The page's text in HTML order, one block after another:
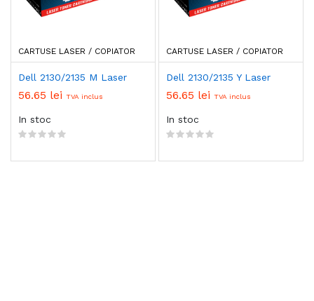
CARTUSE LASER / COPIATOR
Dell 2130/2135 M Laser
56.65 lei TVA inclus
In stoc
CARTUSE LASER / COPIATOR
Dell 2130/2135 Y Laser
56.65 lei TVA inclus
In stoc